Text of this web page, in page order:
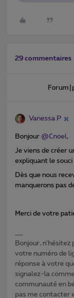
29 commentaires
Vanessa P
Bonjour @Cnoel,
Je viens de créer
expliquant le
Dès que nous
manquerons pas
Merci de votre
Bonjour, n'hésitez
votre numéro de
réponse à votre
signalez-la comme
communauté en
pas me contacter